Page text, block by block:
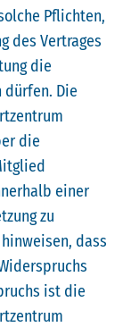
Pflichten,
des Vertrages
die
dürfen. Die
die
einer
zu
dass
ist die